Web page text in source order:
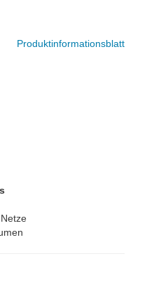
Produktinformationsblatt